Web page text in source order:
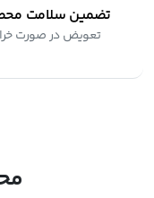
تضمین سلامت
تعویض در صورت